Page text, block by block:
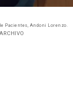
Pacientes, Andoni Lorenzo.